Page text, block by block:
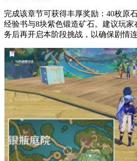
完成该章节可获得丰厚奖励：40枚原
经验书与8块紫色锻造矿石。建议玩
务后再开启本阶段挑战，以确保剧情连